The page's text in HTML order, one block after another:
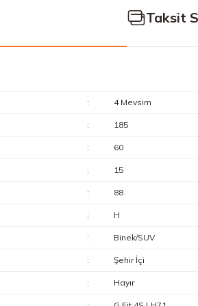
Taksit
: 4 Mevsim
: 185
: 60
: 15
: 88
: H
: Binek/SUV
: Şehir İçi
: Hayır